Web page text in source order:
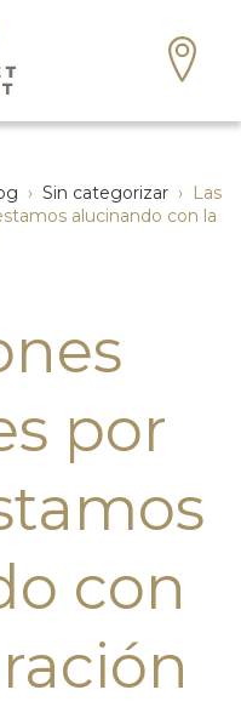
› Sin categorizar › Las
alucinando con la
por
con